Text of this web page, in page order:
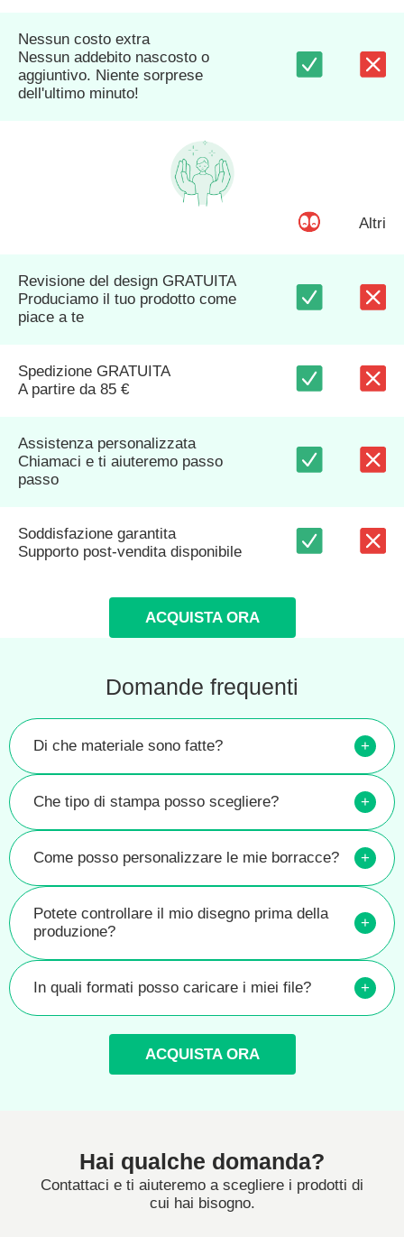
Nessun costo extra
Nessun addebito nascosto o
aggiuntivo. Niente sorprese
dell'ultimo minuto!
Altri
Revisione del design GRATUITA
Produciamo il tuo prodotto come
piace a te
Spedizione GRATUITA
A partire da 85 €
Assistenza personalizzata
Chiamaci e ti aiuteremo passo
passo
Soddisfazione garantita
Supporto post-vendita disponibile
ACQUISTA ORA
Domande frequenti
Di che materiale sono fatte? +
Che tipo di stampa posso scegliere? +
Come posso personalizzare le mie borracce? +
Potete controllare il mio disegno prima della
produzione?
+
In quali formati posso caricare i miei file? +
ACQUISTA ORA
Hai qualche domanda?
Contattaci e ti aiuteremo a scegliere i prodotti di
cui hai bisogno.